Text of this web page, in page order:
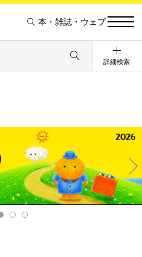
本・雑誌・ウェブ
詳細検索
Ne
xt